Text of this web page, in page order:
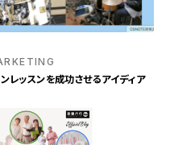
ッスンを成功させるアイディア